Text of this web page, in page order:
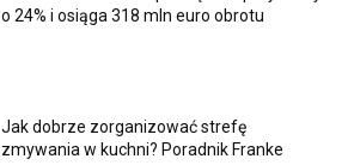
o 24% i osiąga 318 mln euro obrotu
Jak dobrze zorganizować strefę
zmywania w kuchni? Poradnik Franke